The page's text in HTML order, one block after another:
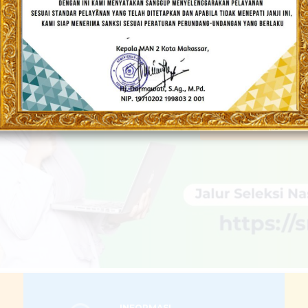
Populis dan Berakhlakul Karimah
LEBIH LANJUT